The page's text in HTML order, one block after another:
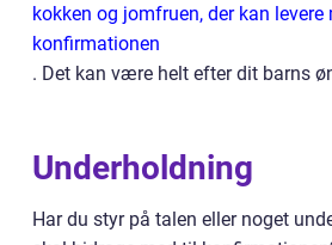
kokken og jomfruen, der kan levere
konfirmationen
. Det kan være helt efter dit barns
Underholdning
Har du styr på talen eller noget